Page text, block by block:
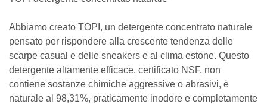
Abbiamo creato TOPI, un detergente concentrato naturale
pensato per rispondere alla crescente tendenza delle
scarpe casual e delle sneakers e al clima estone. Questo
detergente altamente efficace, certificato NSF, non
contiene sostanze chimiche aggressive o abrasivi, è
naturale al 98,31%, praticamente inodore e completamente